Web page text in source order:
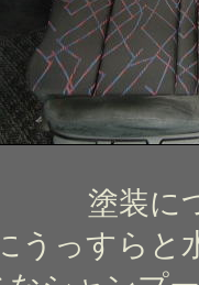
塗装に
うっすらと